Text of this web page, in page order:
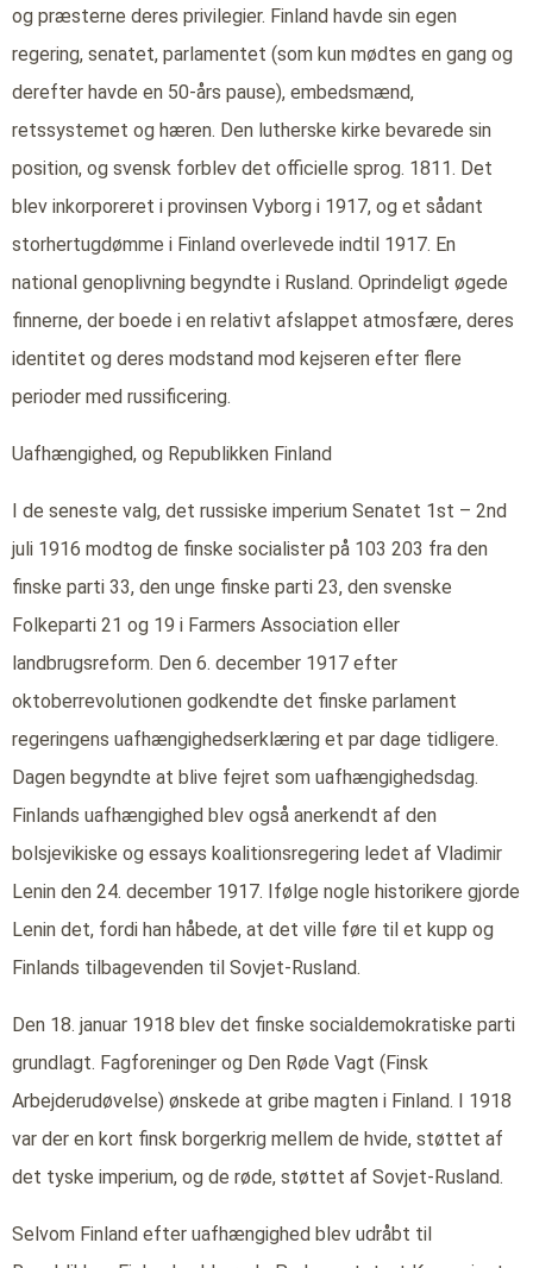
og præsterne deres privilegier. Finland havde sin egen
regering, senatet, parlamentet (som kun mødtes en gang og
derefter havde en 50-års pause), embedsmænd,
retssystemet og hæren. Den lutherske kirke bevarede sin
position, og svensk forblev det officielle sprog. 1811. Det
blev inkorporeret i provinsen Vyborg i 1917, og et sådant
storhertugdømme i Finland overlevede indtil 1917. En
national genoplivning begyndte i Rusland. Oprindeligt øgede
finnerne, der boede i en relativt afslappet atmosfære, deres
identitet og deres modstand mod kejseren efter flere
perioder med russificering.
Uafhængighed, og Republikken Finland
I de seneste valg, det russiske imperium Senatet 1st – 2nd
juli 1916 modtog de finske socialister på 103 203 fra den
finske parti 33, den unge finske parti 23, den svenske
Folkeparti 21 og 19 i Farmers Association eller
landbrugsreform. Den 6. december 1917 efter
oktoberrevolutionen godkendte det finske parlament
regeringens uafhængighedserklæring et par dage tidligere.
Dagen begyndte at blive fejret som uafhængighedsdag.
Finlands uafhængighed blev også anerkendt af den
bolsjevikiske og essays koalitionsregering ledet af Vladimir
Lenin den 24. december 1917. Ifølge nogle historikere gjorde
Lenin det, fordi han håbede, at det ville føre til et kupp og
Finlands tilbagevenden til Sovjet-Rusland.
Den 18. januar 1918 blev det finske socialdemokratiske parti
grundlagt. Fagforeninger og Den Røde Vagt (Finsk
Arbejderudøvelse) ønskede at gribe magten i Finland. I 1918
var der en kort finsk borgerkrig mellem de hvide, støttet af
det tyske imperium, og de røde, støttet af Sovjet-Rusland.
Selvom Finland efter uafhængighed blev udråbt til